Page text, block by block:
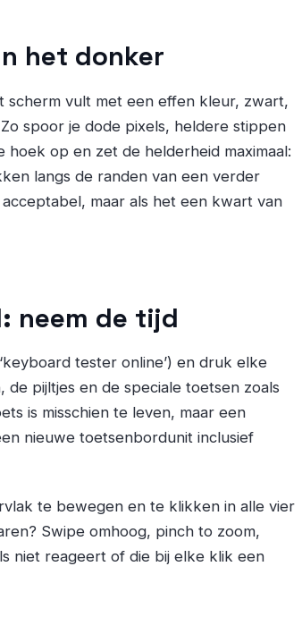
het donker
scherm vult met een effen kleur, zwart,
spoor je dode pixels, heldere stippen
op en zet de helderheid maximaal:
langs de randen van een verder
maar als het een kwart van
neem de tijd
tester online’) en druk elke
pijltjes en de speciale toetsen zoals
is misschien te leven, maar een
nieuwe toetsenbordunit inclusief
te bewegen en te klikken in alle vier
Swipe omhoog, pinch to zoom,
niet reageert of die bij elke klik een